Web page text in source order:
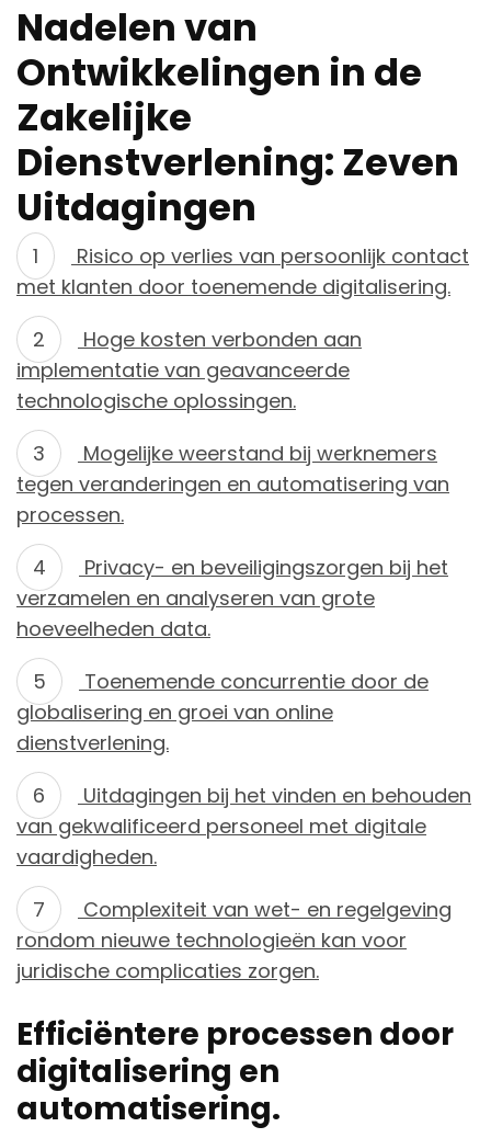
Nadelen van
Ontwikkelingen in de
Zakelijke
Dienstverlening: Zeven
Uitdagingen
Risico op verlies van persoonlijk contact
met klanten door toenemende digitalisering.
Hoge kosten verbonden aan
implementatie van geavanceerde
technologische oplossingen.
Mogelijke weerstand bij werknemers
tegen veranderingen en automatisering van
processen.
Privacy- en beveiligingszorgen bij het
verzamelen en analyseren van grote
hoeveelheden data.
Toenemende concurrentie door de
globalisering en groei van online
dienstverlening.
Uitdagingen bij het vinden en behouden
van gekwalificeerd personeel met digitale
vaardigheden.
Complexiteit van wet- en regelgeving
rondom nieuwe technologieën kan voor
juridische complicaties zorgen.
Efficiëntere processen door
digitalisering en
automatisering.